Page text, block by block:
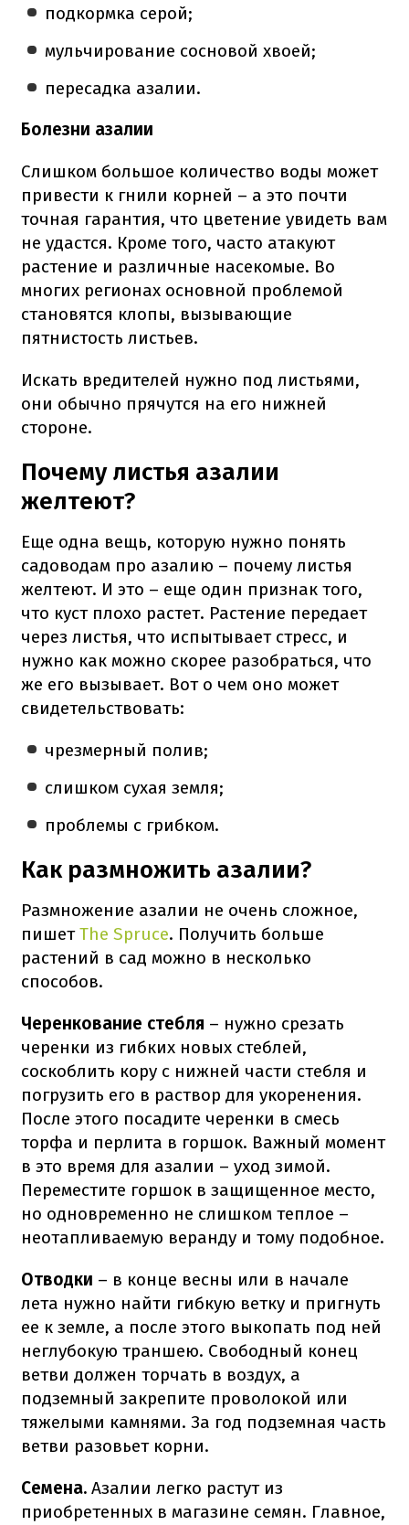
подкормка серой;
мульчирование сосновой хвоей;
пересадка азалии.
Болезни азалии
Слишком большое количество воды может
привести к гнили корней – а это почти
точная гарантия, что цветение увидеть вам
не удастся. Кроме того, часто атакуют
растение и различные насекомые. Во
многих регионах основной проблемой
становятся клопы, вызывающие
пятнистость листьев.
Искать вредителей нужно под листьями,
они обычно прячутся на его нижней
стороне.
Почему листья азалии
желтеют?
Еще одна вещь, которую нужно понять
садоводам про азалию – почему листья
желтеют. И это – еще один признак того,
что куст плохо растет. Растение передает
через листья, что испытывает стресс, и
нужно как можно скорее разобраться, что
же его вызывает. Вот о чем оно может
свидетельствовать:
чрезмерный полив;
слишком сухая земля;
проблемы с грибком.
Как размножить азалии?
Размножение азалии не очень сложное,
пишетThe Spruce. Получить больше
растений в сад можно в несколько
способов.
Черенкование стебля – нужно срезать
черенки из гибких новых стеблей,
соскоблить кору с нижней части стебля и
погрузить его в раствор для укоренения.
После этого посадите черенки в смесь
торфа и перлита в горшок. Важный момент
в это время для азалии – уход зимой.
Переместите горшок в защищенное место,
но одновременно не слишком теплое –
неотапливаемую веранду и тому подобное.
Отводки – в конце весны или в начале
лета нужно найти гибкую ветку и пригнуть
ее к земле, а после этого выкопать под ней
неглубокую траншею. Свободный конец
ветви должен торчать в воздух, а
подземный закрепите проволокой или
тяжелыми камнями. За год подземная часть
ветви разовьет корни.
Семена. Азалии легко растут из
приобретенных в магазине семян. Главное,